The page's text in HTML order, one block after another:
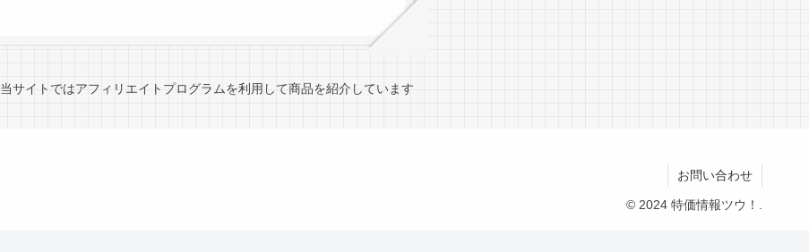
当サイトではアフィリエイトプログラムを利用して商品を紹介しています
お問い合わせ
© 2024 特価情報ツウ！.